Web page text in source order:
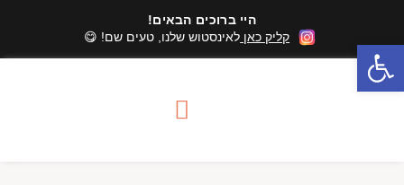
היי ברוכים הבאים!
קליק כאן לאינסטוש שלנו, טעים שם! 😋 פתח סרגל נגישות